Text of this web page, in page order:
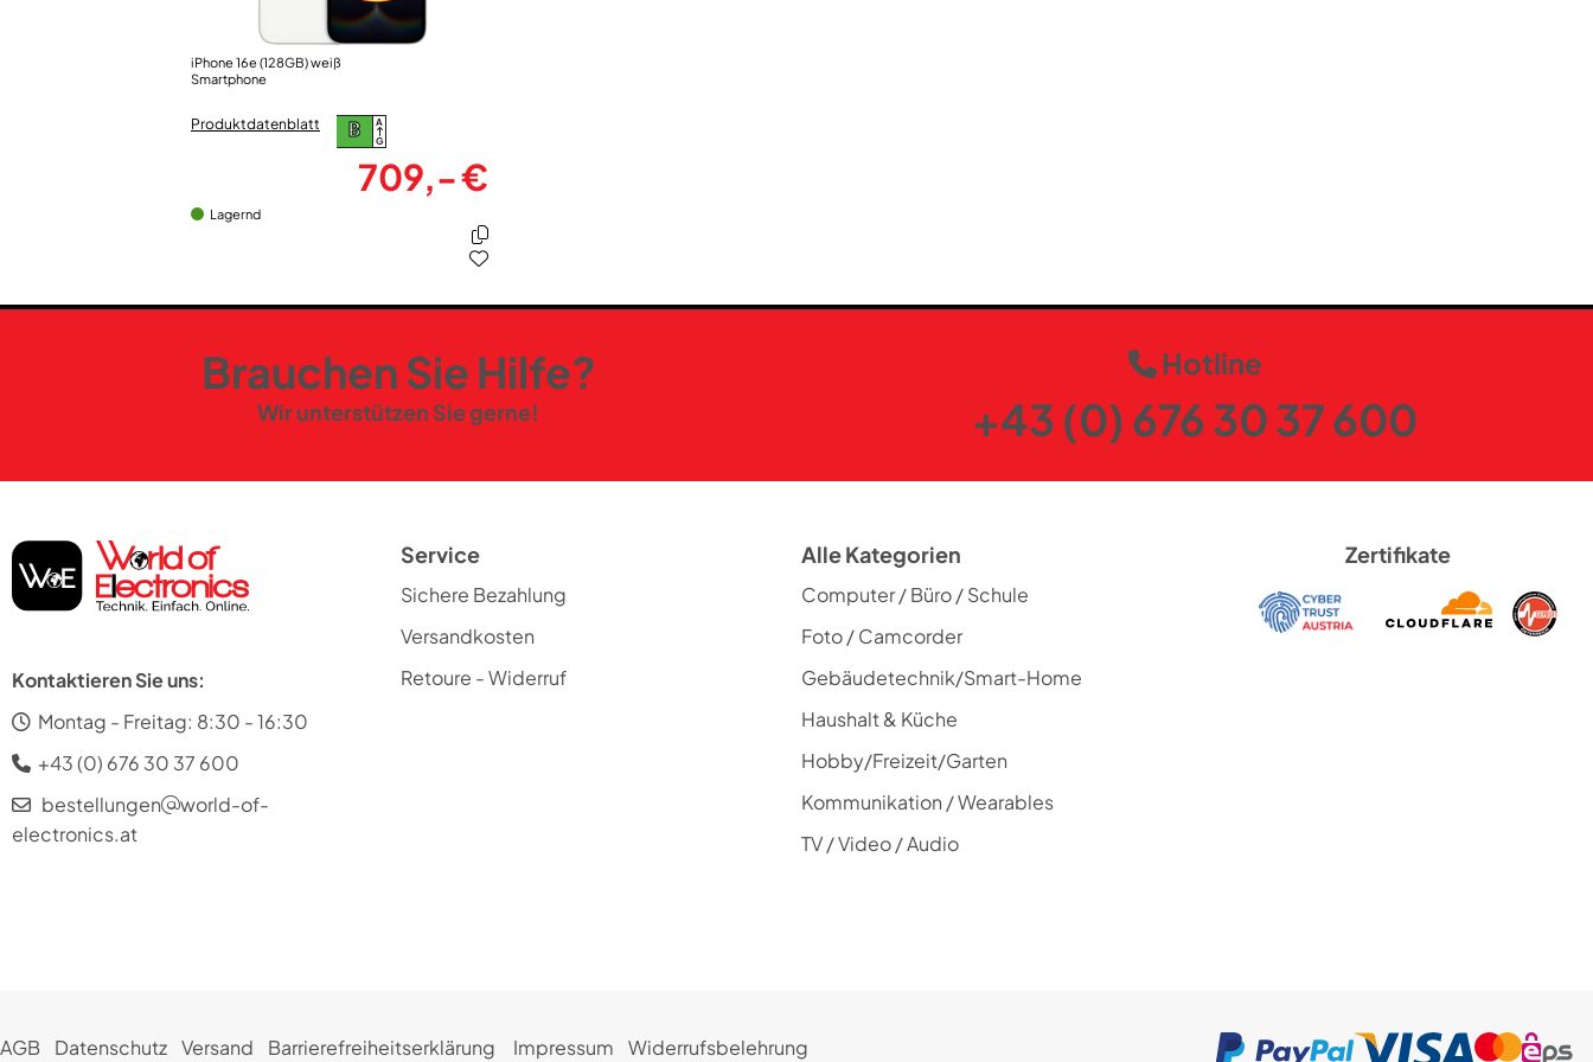
iPhone 16e (128GB) weiß
Smartphone
Produktdatenblatt
A
G
B
709,- €
Lagernd
Brauchen Sie Hilfe?
Wir unterstützen Sie gerne!
Hotline
+43 (0) 676 30 37 600
Kontaktieren Sie uns:
Montag - Freitag: 8:30 - 16:30
+43 (0) 676 30 37 600
bestellungen
world-of-
electronics.at
Service
Sichere Bezahlung
Versandkosten
Retoure - Widerruf
Alle Kategorien
Computer / Büro / Schule
Foto / Camcorder
Gebäudetechnik/Smart-Home
Haushalt & Küche
Hobby/Freizeit/Garten
Kommunikation / Wearables
TV / Video / Audio
Zertifikate
AGB Datenschutz Versand Barrierefreiheitserklärung Impressum Widerrufsbelehrung